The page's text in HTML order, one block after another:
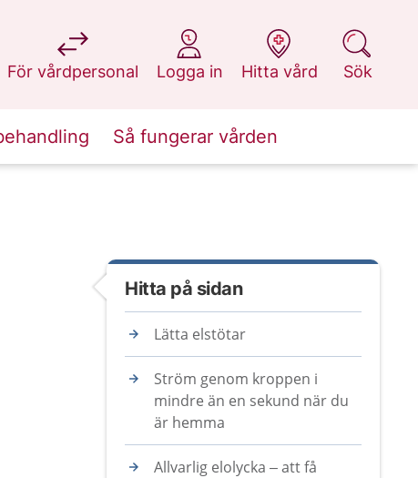
För vårdpersonal
på 1177.se
Logga in
på 1177.se
Hitta vård
på 1177.se
Sök
på 1177.se
Så fungerar vården
Hitta på sidan
Lätta elstötar
Ström genom kroppen i
mindre än en sekund när du
är hemma
Allvarlig elolycka – att få